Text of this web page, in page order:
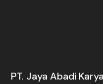
PT. Jaya Abadi